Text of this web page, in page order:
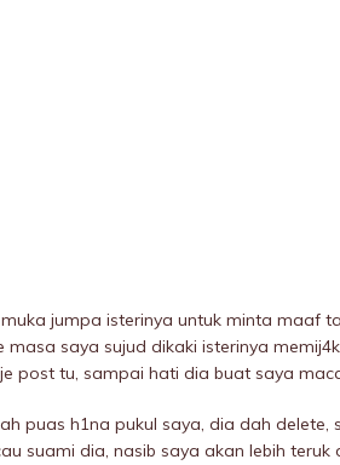
jumpa isterinya untuk minta maaf
masa saya sujud dikaki isterinya
post tu, sampai hati dia buat saya
puas h1na pukuI saya, dia dah
suami dia, nasib saya akan lebih